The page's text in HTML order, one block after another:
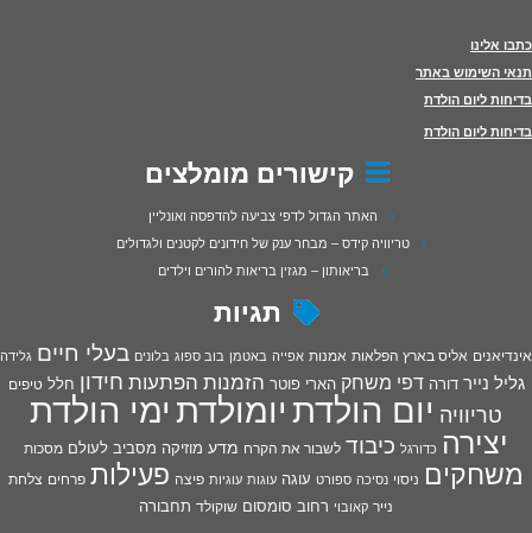
כתבו אלינו
תנאי השימוש באתר
בדיחות ליום הולדת
בדיחות ליום הולדת
קישורים מומלצים
האתר הגדול לדפי צביעה להדפסה ואונליין
טריוויה קידס – מבחר ענק של חידונים לקטנים ולגדולים
בריאותון – מגזין בריאות להורים וילדים
תגיות
אינדיאנים אליס בארץ הפלאות אמנות אפייה באטמן בוב ספוג בלונים בעלי חיים גלידה
גליל נייר דורה דפי משחק הארי פוטר הזמנות הפתעות חידון חלל טיפים
טריוויה יום הולדתיומולדתימי הולדת
יצירה כדורגל כיבוד לשבור את הקרח מדע מוזיקה מסביב לעולם מסכות
משחקים ניסוי נסיכה ספורט עוגה עוגות עוגיות פיצה פעילות פרחים צלחת
נייר קאובוי רחוב סומסום שוקולד תחבורה